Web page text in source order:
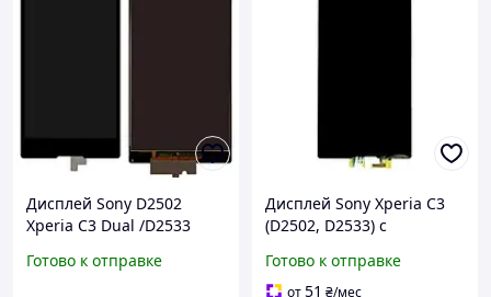
Дисплей Sony D2502
Xperia C3 Dual /D2533
Готово к отправке
Дисплей Sony Xperia C3
(D2502, D2533) с
рамкой Black (PRC)
Готово к отправке
от51 ₴/мес